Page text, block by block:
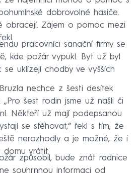
dobrovolné hasiče.
obracejí. Zájem o pomoc mezi
pracovníci sanační firmy se
kde požár vypukl. Byt už byl
se uklízejí chodby ve vyšších
nechce z šesti desítek
šest rodin jsme už našli či
Někteří už mají podepsanou
se stěhovat,“ řekl s tím, že
nerozhodly a je možné, že i
vrátit.
způsobil, bude znát radnice
souhrnnou informaci od